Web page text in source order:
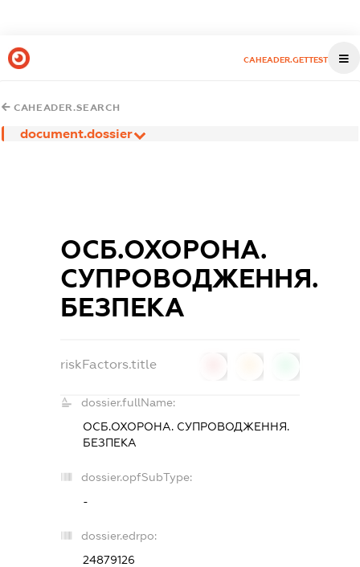
CAHEADER.GETTEST
CAHEADER.SEARCH
document.dossier
ОСБ.ОХОРОНА.
СУПРОВОДЖЕННЯ.
БЕЗПЕКА
riskFactors.title
dossier.fullName:
ОСБ.ОХОРОНА. СУПРОВОДЖЕННЯ.
БЕЗПЕКА
dossier.opfSubType:
-
dossier.edrpo:
24879126